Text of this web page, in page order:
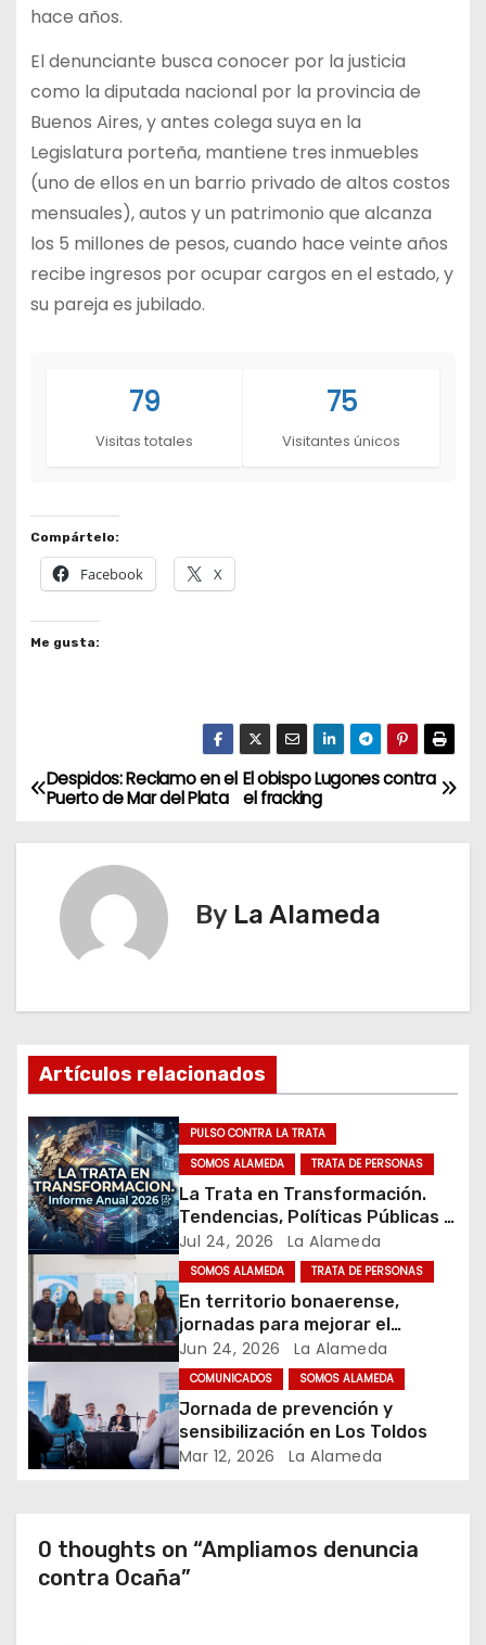
hace años.
El denunciante busca conocer por la justicia
como la diputada nacional por la provincia de
Buenos Aires, y antes colega suya en la
Legislatura porteña, mantiene tres inmuebles
(uno de ellos en un barrio privado de altos costos
mensuales), autos y un patrimonio que alcanza
los 5 millones de pesos, cuando hace veinte años
recibe ingresos por ocupar cargos en el estado, y
su pareja es jubilado.
79
Visitas totales
75
Visitantes únicos
Compártelo:
Facebook X
Me gusta:
N
a
a
c
i
ó
n
d
e
e
n
t
r
d
El obispo Lugones contra
el fracking
Despidos: Reclamo en el
Puerto de Mar del Plata
By La Alameda
Artículos relacionados
PULSO CONTRA LA TRATA
SOMOS ALAMEDA
TRATA DE PERSONAS
La Trata en Transformación.
Tendencias, Políticas Públicas y
Nuevos Desafíos. Argentina y el
Mundo – Julio 2026
Jul 24, 2026 La Alameda
SOMOS ALAMEDA TRATA DE PERSONAS
En territorio bonaerense,
jornadas para mejorar el
cuidado en comunidad
Jun 24, 2026 La Alameda
COMUNICADOS SOMOS ALAMEDA
Jornada de prevención y
sensibilización en Los Toldos
Mar 12, 2026 La Alameda
0 thoughts on “Ampliamos denuncia
contra Ocaña”